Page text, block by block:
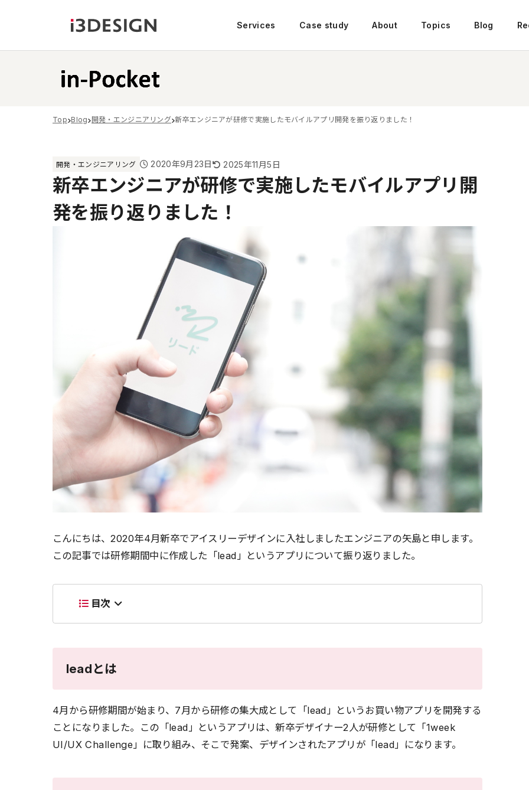
Services Case study About Topics Blog
Top Blog 開発・エンジニアリング 新卒エンジニアが研修で実施したモバイルアプリ開発を振り返りました！
開発・エンジニアリング 2020年9月23日 2025年11月5日
新卒エンジニアが研修で実施したモバイルアプリ開
発を振り返りました！
こんにちは、2020年4月新卒でアイスリーデザインに入社しましたエンジニアの矢島と申します。
この記事では研修期間中に作成した「lead」というアプリについて振り返りました。
目次
leadとは
4月から研修期間が始まり、7月から研修の集大成として「lead」というお買い物アプリを開発する
ことになりました。この「lead」というアプリは、新卒デザイナー2人が研修として「1week
UI/UX Challenge」に取り組み、そこで発案、デザインされたアプリが「lead」になります。